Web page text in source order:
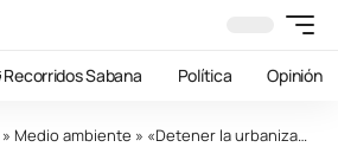
Recorridos Sabana Política Opinión
» Medio ambiente » «Detener la urbanización en Bogotá y la Sabana. Hay que impulsar un poblamiento estimulado en otras hoyas hidrográficas» – Gustavo Petro